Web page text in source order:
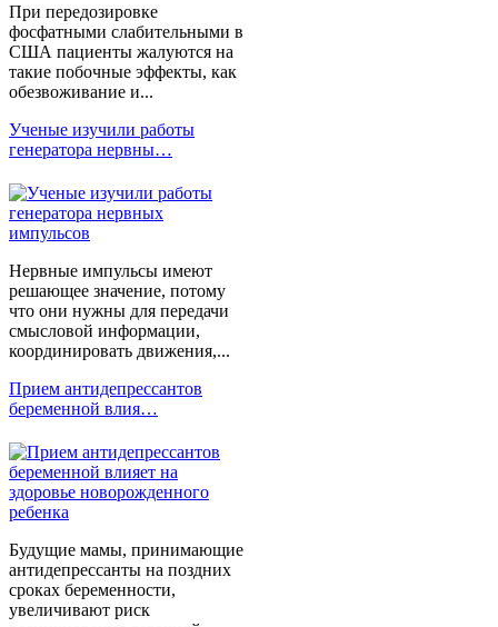
При передозировке
фосфатными слабительными в
США пациенты жалуются на
такие побочные эффекты, как
обезвоживание и...
Ученые изучили работы
генератора нервны…
Нервные импульсы имеют
решающее значение, потому
что они нужны для передачи
смысловой информации,
координировать движения,...
Прием антидепрессантов
беременной влия…
Будущие мамы, принимающие
антидепрессанты на поздних
сроках беременности,
увеличивают риск